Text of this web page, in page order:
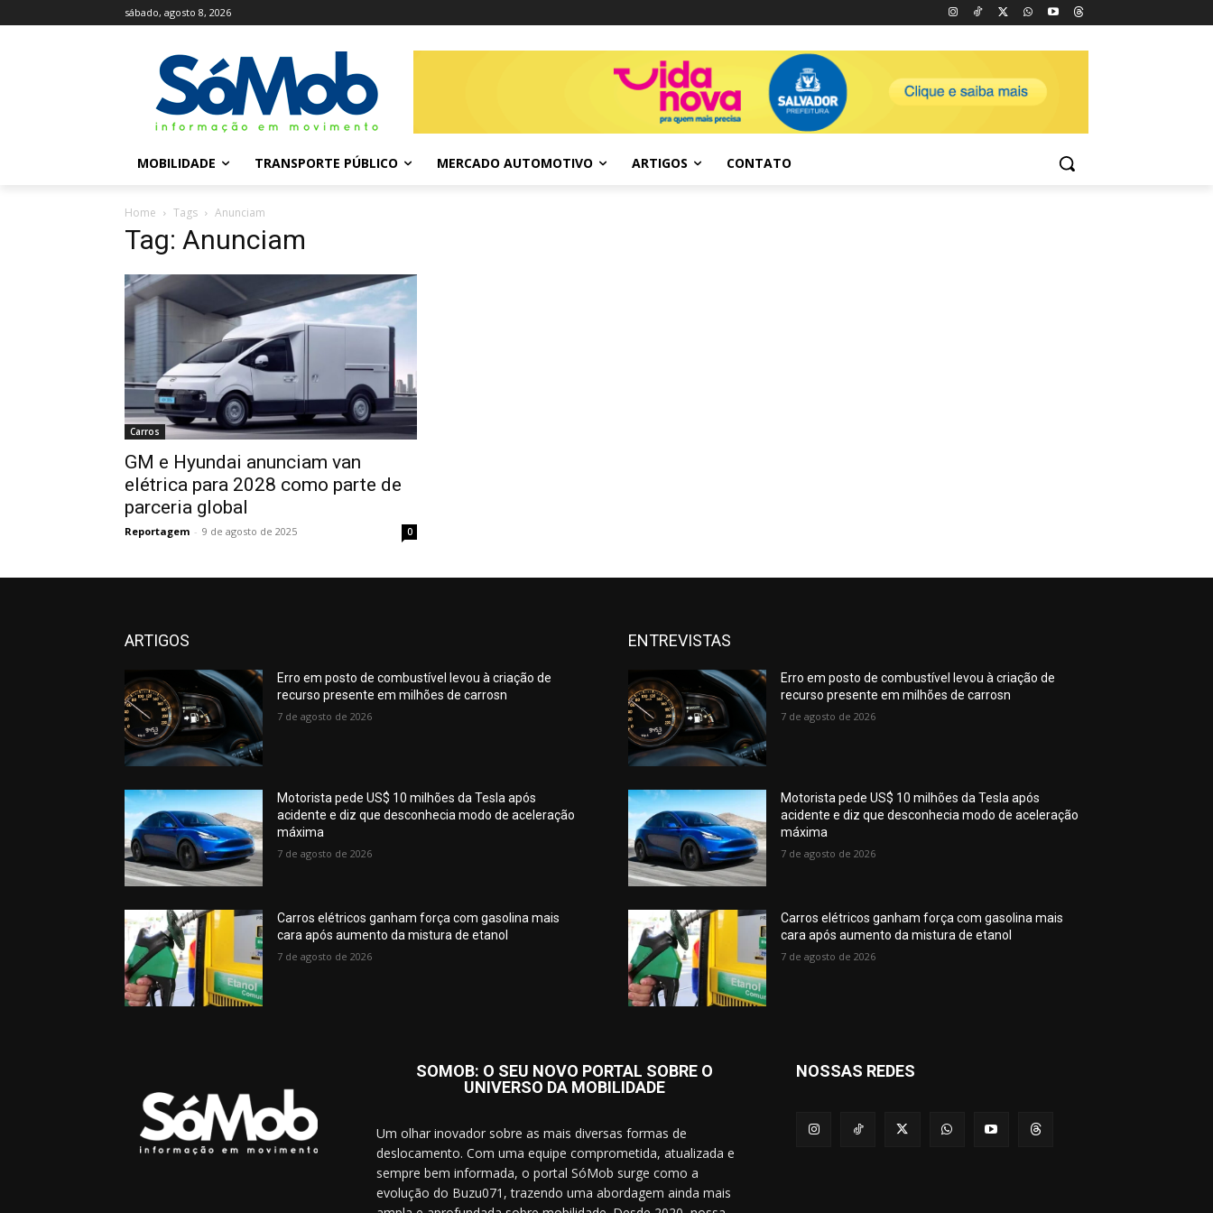
sábado, agosto 8, 2026
MOBILIDADE TRANSPORTE PÚBLICO MERCADO AUTOMOTIVO ARTIGOS CONTATO
Home Tags Anunciam
Tag: Anunciam
Carros
GM e Hyundai anunciam van
elétrica para 2028 como parte de
parceria global
Reportagem - 9 de agosto de 2025 0
ARTIGOS
Erro em posto de combustível levou à criação de
recurso presente em milhões de carrosn
7 de agosto de 2026
Motorista pede US$ 10 milhões da Tesla após
acidente e diz que desconhecia modo de aceleração
máxima
7 de agosto de 2026
Carros elétricos ganham força com gasolina mais
cara após aumento da mistura de etanol
7 de agosto de 2026
ENTREVISTAS
Erro em posto de combustível levou à criação de
recurso presente em milhões de carrosn
7 de agosto de 2026
Motorista pede US$ 10 milhões da Tesla após
acidente e diz que desconhecia modo de aceleração
máxima
7 de agosto de 2026
Carros elétricos ganham força com gasolina mais
cara após aumento da mistura de etanol
7 de agosto de 2026
SOMOB: O SEU NOVO PORTAL SOBRE O
UNIVERSO DA MOBILIDADE
Um olhar inovador sobre as mais diversas formas de
deslocamento. Com uma equipe comprometida, atualizada e
sempre bem informada, o portal SóMob surge como a
evolução do Buzu071, trazendo uma abordagem ainda mais
NOSSAS REDES